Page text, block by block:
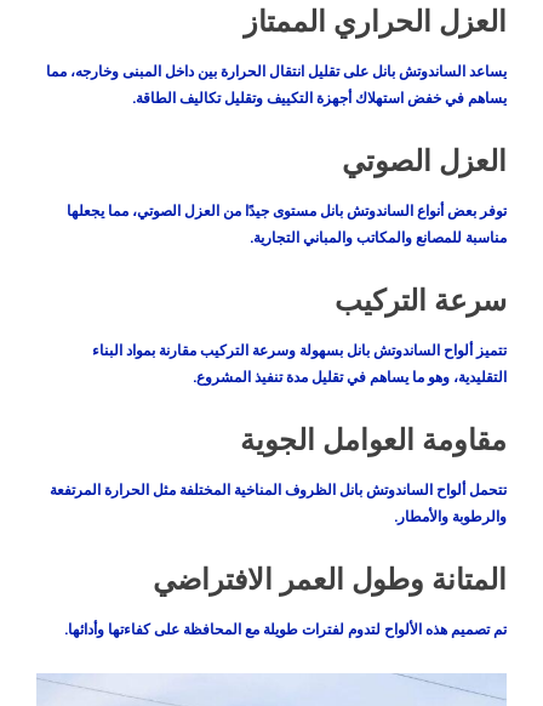
العزل الحراري الممتاز
يساعد الساندوتش بانل على تقليل انتقال الحرارة بين داخل المبنى وخارجه، مما
يساهم في خفض استهلاك أجهزة التكييف وتقليل تكاليف الطاقة.
العزل الصوتي
توفر بعض أنواع الساندوتش بانل مستوى جيدًا من العزل الصوتي، مما يجعلها
مناسبة للمصانع والمكاتب والمباني التجارية.
سرعة التركيب
تتميز ألواح الساندوتش بانل بسهولة وسرعة التركيب مقارنة بمواد البناء
التقليدية، وهو ما يساهم في تقليل مدة تنفيذ المشروع.
مقاومة العوامل الجوية
تتحمل ألواح الساندوتش بانل الظروف المناخية المختلفة مثل الحرارة المرتفعة
والرطوبة والأمطار.
المتانة وطول العمر الافتراضي
تم تصميم هذه الألواح لتدوم لفترات طويلة مع المحافظة على كفاءتها وأدائها.